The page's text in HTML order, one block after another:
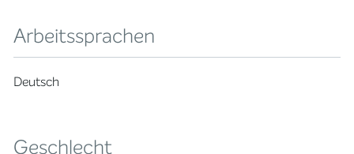
Arbeitssprachen
Deutsch
Geschlecht